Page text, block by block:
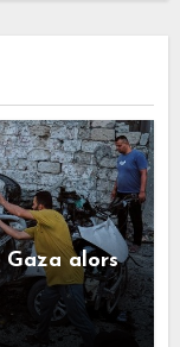
Gaza alors